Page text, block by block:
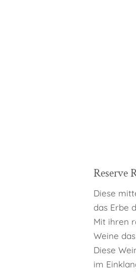
Reserve
Diese
das Erbe
Mit ihren
Weine
Diese
im